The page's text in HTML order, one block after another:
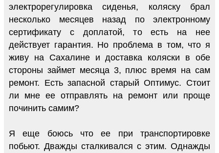
электрорегулировка сиденья, коляску брал
несколько месяцев назад по электронному
сертификату с доплатой, то есть на нее
действует гарантия. Но проблема в том, что я
живу на Сахалине и доставка коляски в обе
стороны займет месяца 3, плюс время на сам
ремонт. Есть запасной старый Оптимус. Стоит
ли мне ее отправлять на ремонт или проще
починить самим?
Я еще боюсь что ее при транспортировке
побьют. Дважды сталкивался с этим. Однажды